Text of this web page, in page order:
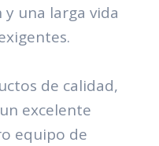
una larga vida
de calidad,
excelente
equipo de